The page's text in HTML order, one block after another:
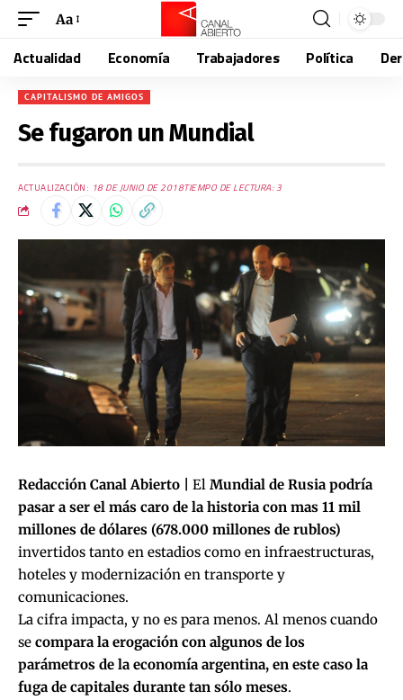
Aa
Actualidad Economía Trabajadores Política
CAPITALISMO DE AMIGOS
Se fugaron un Mundial
ACTUALIZACIÓN: 18 DE JUNIO DE 2018TIEMPO DE LECTURA: 3
Redacción Canal Abierto | El Mundial de Rusia podría
pasar a ser el más caro de la historia con mas 11 mil
millones de dólares (678.000 millones de rublos)
invertidos tanto en estadios como en infraestructuras,
hoteles y modernización en transporte y
comunicaciones.
La cifra impacta, y no es para menos. Al menos cuando
se compara la erogación con algunos de los
parámetros de la economía argentina, en este caso la
fuga de capitales durante tan sólo meses.